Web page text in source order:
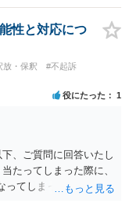
性と対応につ
放・保釈
#不起訴
役にたった 1
、ご質問に回答いたし
たってしまった際に、
ってしまっていたこと